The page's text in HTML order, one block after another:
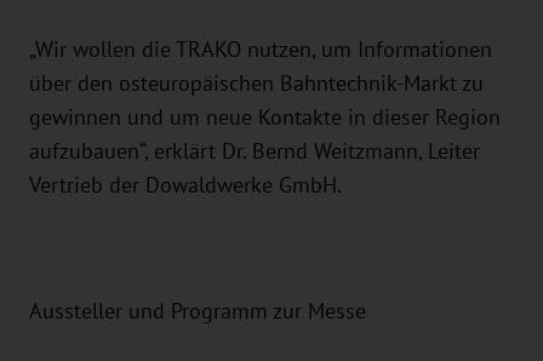
„Wir wollen die TRAKO nutzen, um Informationen
über den osteuropäischen Bahntechnik-Markt zu
gewinnen und um neue Kontakte in dieser Region
aufzubauen“, erklärt Dr. Bernd Weitzmann, Leiter
Vertrieb der Dowaldwerke GmbH.
Aussteller und Programm zur Messe